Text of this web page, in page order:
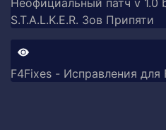
Неофициальный патч v 1.0
S.T.A.L.K.E.R. Зов Припяти
F4Fixes - Исправления для